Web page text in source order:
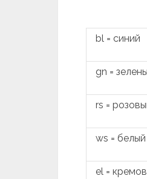
bl = синий
gn =
rs =
ws = белый
el =